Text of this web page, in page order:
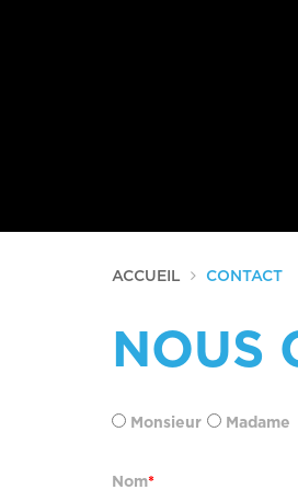
ACCUEIL CONTACT
NOUS
Monsieur Madame
Nom